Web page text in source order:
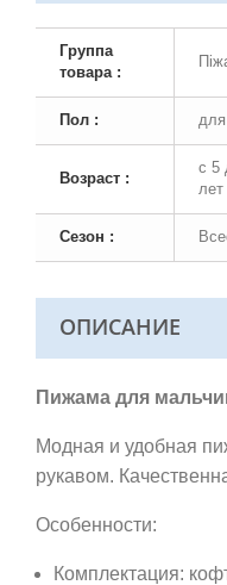
Группа
товара :
Пол :
Возраст :
с 5
лет
Сезон :
ОПИСАНИЕ
Пижама для
Модная и удобная
рукавом.
Особенности:
Комплектация: